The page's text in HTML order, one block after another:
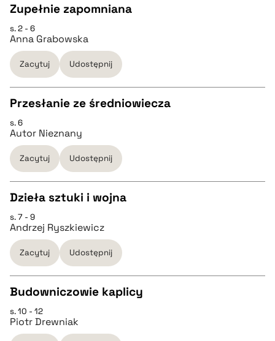
BIBTEX
pobierz cytat
CZYSTY TEKST
pobierz cytat
BIBTEX
pobierz cytat
Zupełnie zapomniana
s. 2 - 6
Anna Grabowska
Zacytuj Udostępnij
CZYSTY TEKST
pobierz cytat
BIBTEX
pobierz cytat
Przesłanie ze średniowiecza
s. 6
Autor Nieznany
Zacytuj Udostępnij
CZYSTY TEKST
pobierz cytat
BIBTEX
pobierz cytat
Dzieła sztuki i wojna
s. 7 - 9
Andrzej Ryszkiewicz
Zacytuj Udostępnij
CZYSTY TEKST
Budowniczowie kaplicy
s. 10 - 12
Piotr Drewniak